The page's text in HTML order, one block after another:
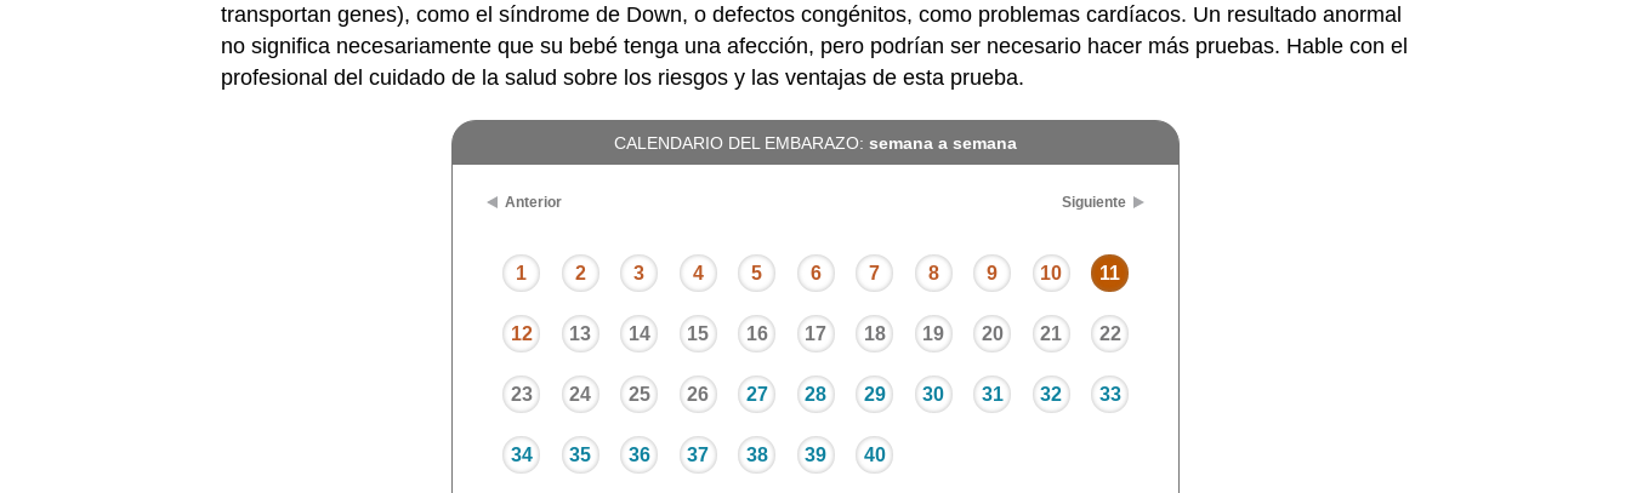
transportan genes), como el síndrome de Down, o defectos congénitos, como problemas cardíacos. Un resultado anormal
no significa necesariamente que su bebé tenga una afección, pero podrían ser necesario hacer más pruebas. Hable con el
profesional del cuidado de la salud sobre los riesgos y las ventajas de esta prueba.
CALENDARIO DEL EMBARAZO: semana a semana
Anterior Siguiente
1 2 3 4 5 6 7 8 9 10 11
12 13 14 15 16 17 18 19 20 21 22
23 24 25 26 27 28 29 30 31 32 33
34 35 36 37 38 39 40